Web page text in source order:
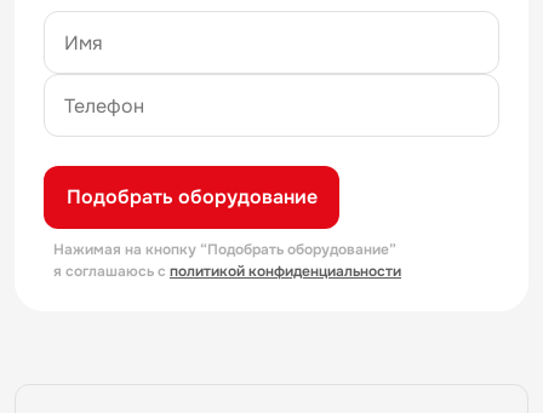
Подобрать оборудование
Нажимая на кнопку “Подобрать оборудование”
я соглашаюсь с политикой конфиденциальности